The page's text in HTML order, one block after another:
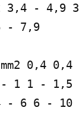
3,4 - 4,9
- 7,9
0,4
- 1 1 - 1,5
- 6 6 - 10